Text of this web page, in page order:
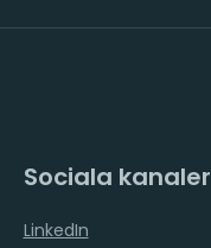
Sociala kanaler
LinkedIn